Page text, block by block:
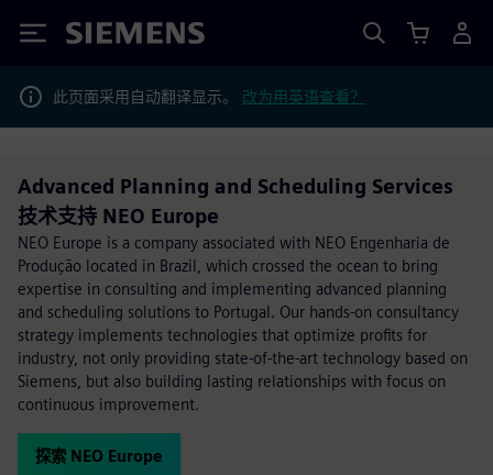
Siemens
此页面采用自动翻译显示。 改为用英语查看？
Advanced Planning and Scheduling Services
技术支持 NEO Europe
NEO Europe is a company associated with NEO Engenharia de
Produção located in Brazil, which crossed the ocean to bring
expertise in consulting and implementing advanced planning
and scheduling solutions to Portugal. Our hands-on consultancy
strategy implements technologies that optimize profits for
industry, not only providing state-of-the-art technology based on
Siemens, but also building lasting relationships with focus on
continuous improvement.
探索 NEO Europe